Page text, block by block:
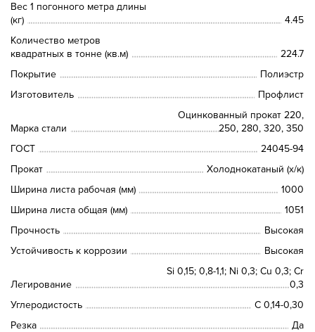
Вес 1 погонного метра длины
(кг)
4.45
Количество метров
квадратных в тонне (кв.м)
224.7
Покрытие
Полиэстр
Изготовитель
Профлист
Марка стали
Оцинкованный прокат 220,
250, 280, 320, 350
ГОСТ
24045-94
Прокат
Холоднокатаный (х/к)
Ширина листа рабочая (мм)
1000
Ширина листа общая (мм)
1051
Прочность
Высокая
Устойчивость к коррозии
Высокая
Легирование
Si 0,15; 0,8-1,1; Ni 0,3; Сu 0,3; Cr
0,3
Углеродистость
C 0,14-0,30
Резка
Да